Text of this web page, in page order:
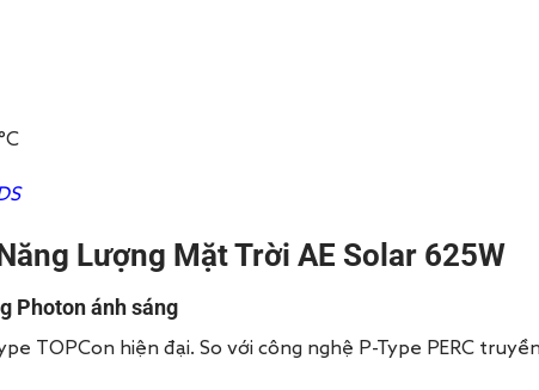
Lượng Mặt Trời AE Solar 625W
Photon ánh sáng
TOPCon hiện đại. So với công nghệ P-Type PERC